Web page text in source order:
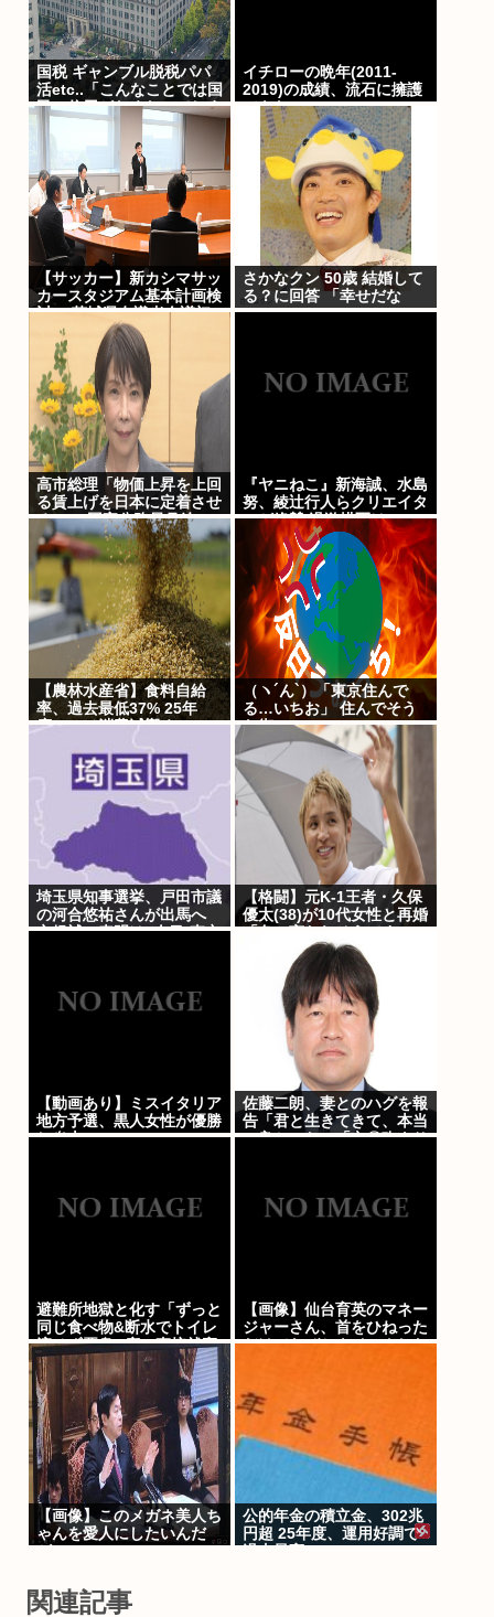
国税 ギャンブル脱税パパ
活etc..「こんなことでは国
民の信用がなくなってしま
う」
イチローの晩年(2011-
2019)の成績、流石に擁護
できないwww
【サッカー】新カシマサッ
カースタジアム基本計画検
討へ 茨城県有識者会議初
会合 公設民営で整備方針
さかなクン 50歳 結婚して
る？に回答 「幸せだな
～」
高市総理「物価上昇を上回
る賃上げを日本に定着させ
る」 →国家公務員月給
3.51%増へ 人事院の勧告
を受け
『ヤニねこ』新海誠、水島
努、綾辻行人らクリエイタ
ーが絶賛 過激描写はBPO
でも議論に
【農林水産省】食料自給
率、過去最低37% 25年
度、コメ消費減響く
（ヽ´ん`）「東京住んで
る…いちお」 住んでそう
な街
埼玉県知事選挙、戸田市議
の河合悠祐さんが出馬へ
立候補の表明は1人目:東京
【格闘】元K-1王者・久保
優太(38)が10代女性と再婚
「色々言われそうです
【動画あり】ミスイタリア
地方予選、黒人女性が優勝
し炎上
佐藤二朗、妻とのハグを報
告「君と生きてきて、本当
に良かった」「文〇砲より
避難所地獄と化す「ずっと
同じ食べ物&断水でトイレ
流せず悪臭&床に直接就寝
&コロナ感染」
【画像】仙台育英のマネー
ジャーさん、首をひねった
だけでなぜかウインクした
【画像】このメガネ美人ち
ゃんを愛人にしたいんだ
が…
公的年金の積立金、302兆
円超 25年度、運用好調で
過去最高
関連記事